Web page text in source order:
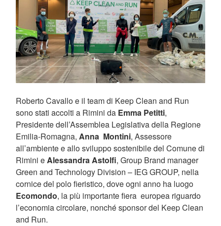
Roberto Cavallo e il team di Keep Clean and Run
sono stati accolti a Rimini da Emma Petitti,
Presidente dell’Assemblea Legislativa della Regione
Emilia-Romagna, Anna Montini, Assessore
all’ambiente e allo sviluppo sostenibile del Comune di
Rimini eAlessandra Astolfi, Group Brand manager
Green and Technology Division – IEG GROUP, nella
cornice del polo fieristico, dove ogni anno ha luogo
Ecomondo, la più importante fiera europea riguardo
l’economia circolare, nonché sponsor del Keep Clean
and Run.